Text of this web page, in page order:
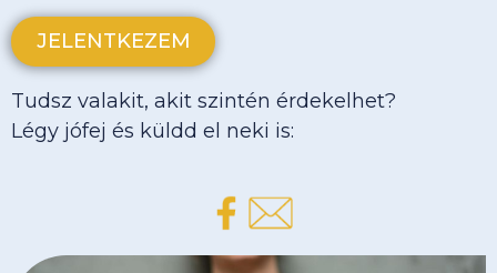
JELENTKEZEM
Tudsz valakit, akit szintén érdekelhet?
Légy jófej és küldd el neki is: